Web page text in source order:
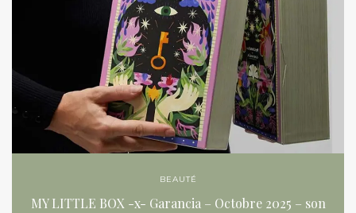
BEAUTÉ
MY LITTLE BOX -x- Garancia – Octobre 2025 – son